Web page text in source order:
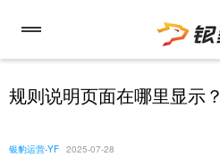
规则说明页面在哪里显示？
银豹运营-YF 2025-07-28